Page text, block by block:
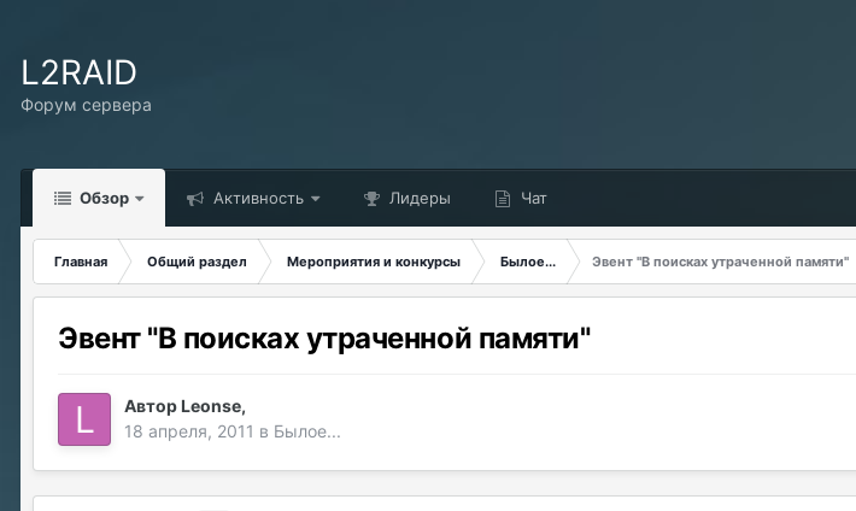
L2RAID
Форум сервера
Обзор Активность Лидеры Чат
Главная Общий раздел Мероприятия и конкурсы Былое... Эвент "В поисках утраченной памяти"
Эвент "В поисках утраченной памяти"
АвторLeonse,
18 апреля, 2011 в Былое...